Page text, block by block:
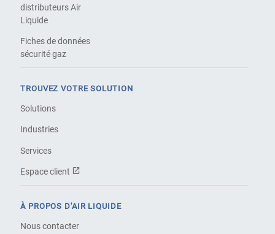
distributeurs Air
Liquide
Fiches de données
sécurité gaz
TROUVEZ VOTRE SOLUTION
Solutions
Industries
Services
Espace client
À PROPOS D'AIR LIQUIDE
Nous contacter